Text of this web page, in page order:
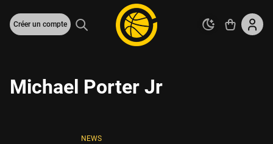
Créer un compte
Michael Porter Jr
NEWS